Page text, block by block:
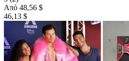
Από 48,56 $
46,13 $